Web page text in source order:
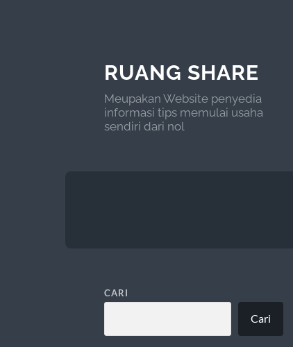
RUANG SHARE
Meupakan Website penyedia
informasi tips memulai usaha
sendiri dari nol
CARI
Cari